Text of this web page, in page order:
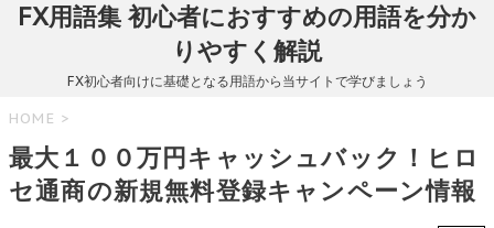
FX用語集 初心者におすすめの用語を分か
りやすく解説
FX初心者向けに基礎となる用語から当サイトで学びましょう
HOME >
最大１００万円キャッシュバック！ヒロ
セ通商の新規無料登録キャンペーン情報